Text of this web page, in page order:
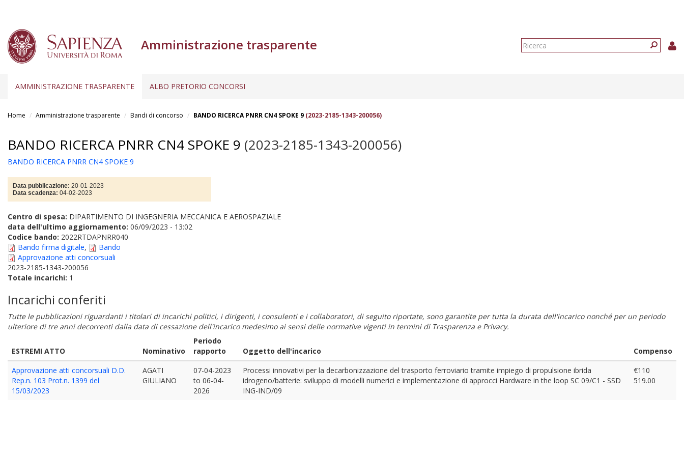
Amministrazione trasparente
Form
AMMINISTRAZIONE TRASPARENTE ALBO PRETORIO CONCORSI
Home Amministrazione trasparente Bandi di concorso BANDO RICERCA PNRR CN4 SPOKE 9 (2023-2185-1343-200056)
BANDO RICERCA PNRR CN4 SPOKE 9 (2023-2185-1343-200056)
BANDO RICERCA PNRR CN4 SPOKE 9
Data pubblicazione: 20-01-2023
Data scadenza: 04-02-2023
Centro di spesa: DIPARTIMENTO DI INGEGNERIA MECCANICA E AEROSPAZIALE
data dell'ultimo aggiornamento: 06/09/2023 - 13:02
Codice bando: 2022RTDAPNRR040
Bando firma digitale,
Bando
Approvazione atti concorsuali
2023-2185-1343-200056
Totale incarichi: 1
Incarichi conferiti
Tutte le pubblicazioni riguardanti i titolari di incarichi politici, i dirigenti, i consulenti e i collaboratori, di seguito riportate, sono garantite per tutta la durata dell'incarico nonché per un periodo
ulteriore di tre anni decorrenti dalla data di cessazione dell'incarico medesimo ai sensi delle normative vigenti in termini di Trasparenza e Privacy.
ESTREMI ATTO Nominativo
Periodo
rapporto
Oggetto dell'incarico
Compenso
Approvazione atti concorsuali D.D.
Rep.n. 103 Prot.n. 1399 del
15/03/2023
AGATI
GIULIANO
07-04-2023
to 06-04-
2026
Processi innovativi per la decarbonizzazione del trasporto ferroviario tramite impiego di propulsione ibrida
idrogeno/batterie: sviluppo di modelli numerici e implementazione di approcci Hardware in the loop SC 09/C1 - SSD
ING-IND/09
€110
519.00